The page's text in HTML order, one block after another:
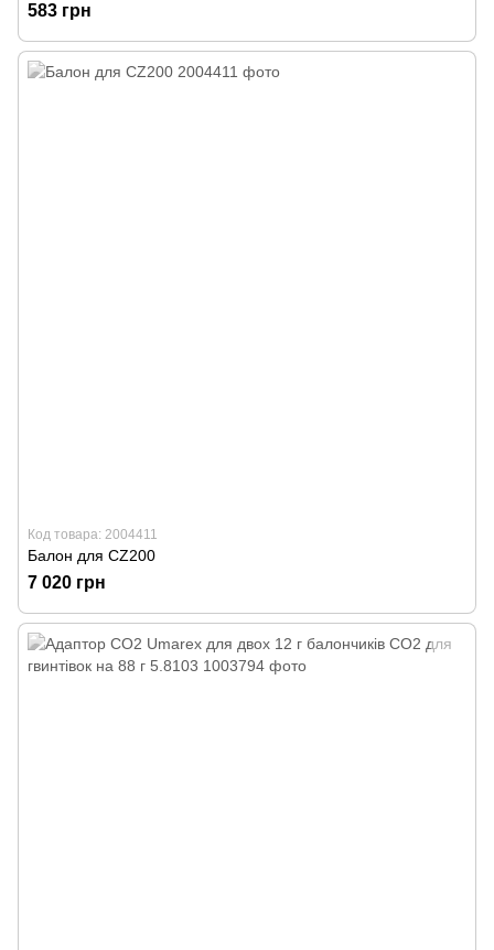
583 грн
Код товара: 2004411
Балон для CZ200
7 020 грн